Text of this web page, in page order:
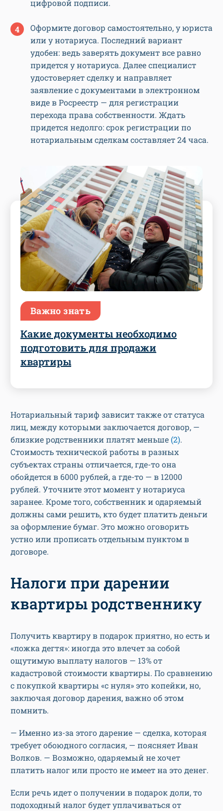
цифровой подписи.
Оформите договор самостоятельно, у юриста
или у нотариуса. Последний вариант
удобен: ведь заверять документ все равно
придется у нотариуса. Далее специалист
удостоверяет сделку и направляет
заявление с документами в электронном
виде в Росреестр — для регистрации
перехода права собственности. Ждать
придется недолго: срок регистрации по
нотариальным сделкам составляет 24 часа.
Важно знать
Какие документы необходимо
подготовить для продажи
квартиры
Нотариальный тариф зависит также от статуса
лиц, между которыми заключается договор, —
близкие родственники платят меньше (2).
Стоимость технической работы в разных
субъектах страны отличается, где-то она
обойдется в 6000 рублей, а где-то — в 12000
рублей. Уточните этот момент у нотариуса
заранее. Кроме того, собственник и одаряемый
должны сами решить, кто будет платить деньги
за оформление бумаг. Это можно оговорить
устно или прописать отдельным пунктом в
договоре.
Налоги при дарении
квартиры родственнику
Получить квартиру в подарок приятно, но есть и
«ложка дегтя»: иногда это влечет за собой
ощутимую выплату налогов — 13% от
кадастровой стоимости квартиры. По сравнению
с покупкой квартиры «с нуля» это копейки, но,
заключая договор дарения, важно об этом
помнить.
— Именно из-за этого дарение — сделка, которая
требует обоюдного согласия, — поясняет Иван
Волков. — Возможно, одаряемый не хочет
платить налог или просто не имеет на это денег.
Если речь идет о получении в подарок доли, то
подоходный налог будет уплачиваться от